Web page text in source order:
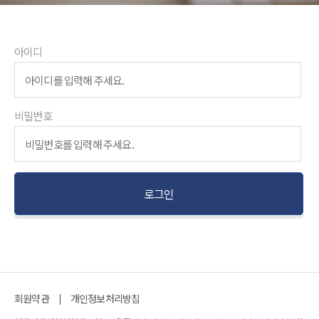
아이디
비밀번호
회원약관 개인정보처리방침